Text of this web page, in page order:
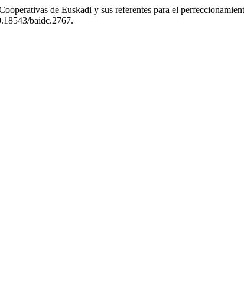
de Euskadi y sus referentes para el
baidc.2767.